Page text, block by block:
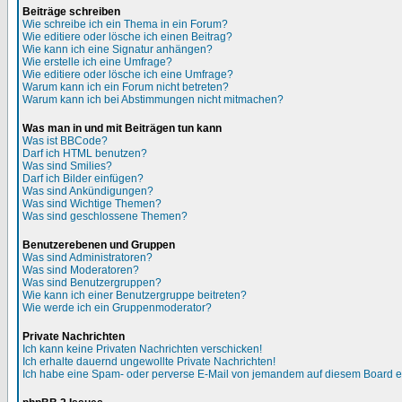
Beiträge schreiben
Wie schreibe ich ein Thema in ein Forum?
Wie editiere oder lösche ich einen Beitrag?
Wie kann ich eine Signatur anhängen?
Wie erstelle ich eine Umfrage?
Wie editiere oder lösche ich eine Umfrage?
Warum kann ich ein Forum nicht betreten?
Warum kann ich bei Abstimmungen nicht mitmachen?
Was man in und mit Beiträgen tun kann
Was ist BBCode?
Darf ich HTML benutzen?
Was sind Smilies?
Darf ich Bilder einfügen?
Was sind Ankündigungen?
Was sind Wichtige Themen?
Was sind geschlossene Themen?
Benutzerebenen und Gruppen
Was sind Administratoren?
Was sind Moderatoren?
Was sind Benutzergruppen?
Wie kann ich einer Benutzergruppe beitreten?
Wie werde ich ein Gruppenmoderator?
Private Nachrichten
Ich kann keine Privaten Nachrichten verschicken!
Ich erhalte dauernd ungewollte Private Nachrichten!
Ich habe eine Spam- oder perverse E-Mail von jemandem auf diesem Board